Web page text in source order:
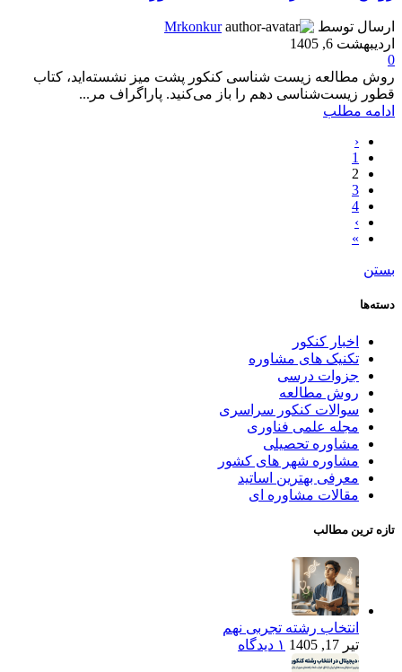
ارسال توسط
Mrkonkur
اردیبهشت 6, 1405
0
روش مطالعه زیست شناسی کنکور پشت میز نشسته‌اید، کتاب
قطور زیست‌شناسی دهم را باز می‌کنید. پاراگراف مر...
ادامه مطلب
‹
1
2
3
4
›
»
بستن
دسته‌ها
اخبار کنکور
تکنیک های مشاوره
جزوات درسی
روش مطالعه
سوالات کنکور سراسری
مجله علمی فناوری
مشاوره تحصیلی
مشاوره شهر های کشور
معرفی بهترین اساتید
مقالات مشاوره ای
تازه ترین مطالب
انتخاب رشته تجربی نهم
تیر 17, 1405
۱ دیدگاه